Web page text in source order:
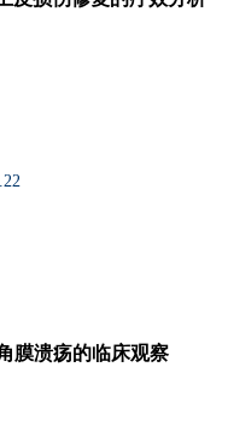
膜溃疡的临床观察